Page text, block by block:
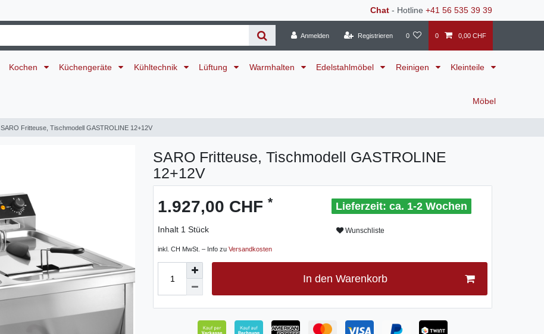
Chat - Hotline +41 56 535 39 39
Anmelden Registrieren 0 0 0,00 CHF
Kochen Küchengeräte Kühltechnik Lüftung Warmhalten Edelstahlmöbel Reinigen Kleinteile
Möbel
SARO Fritteuse, Tischmodell GASTROLINE 12+12V
SARO Fritteuse, Tischmodell GASTROLINE
12+12V
1.927,00 CHF *
Inhalt 1 Stück
inkl. CH MwSt. – Info zu Versandkosten
ca. 1-2 Wochen
Wunschliste
In den Warenkorb